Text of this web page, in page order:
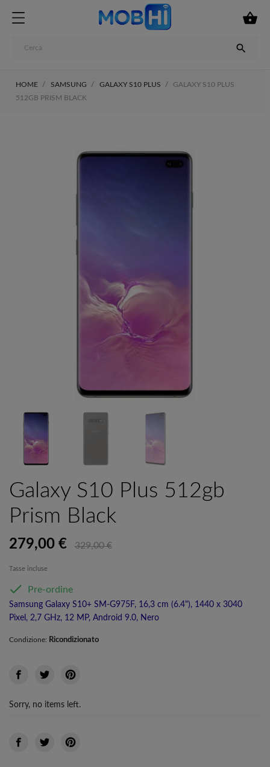


HOME SAMSUNG GALAXY S10 PLUS
GALAXY S10 PLUS
512GB PRISM BLACK
Galaxy S10 Plus 512gb
Prism Black
279,00 € 329,00 €
Tasse incluse
 Pre-ordine
Samsung Galaxy S10+ SM-G975F, 16,3 cm (6.4"), 1440 x 3040
Pixel, 2,7 GHz, 12 MP, Android 9.0, Nero
Condizione: Ricondizionato
Sorry, no items left.